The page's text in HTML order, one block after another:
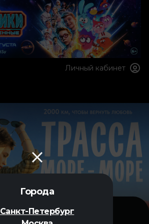
Города
Санкт-Петербург
Личный кабинет